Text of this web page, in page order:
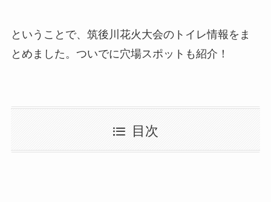
ということで、筑後川花火大会のトイレ情報をま
とめました。ついでに穴場スポットも紹介！
目次